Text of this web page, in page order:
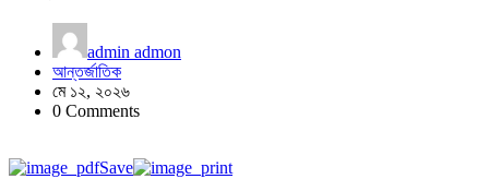
admin admon
আন্তর্জাতিক
মে ১২, ২০২৬
0 Comments
Save